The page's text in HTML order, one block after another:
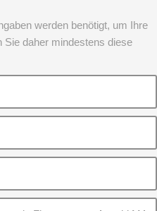
werden benötigt, um Ihre
Sie daher mindestens diese